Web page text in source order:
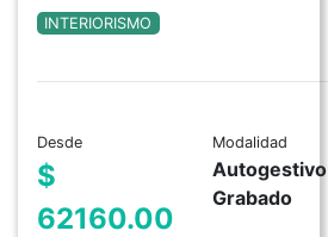
INTERIORISMO
Desde
$
62160.00
Modalidad
Autogestivo
Grabado